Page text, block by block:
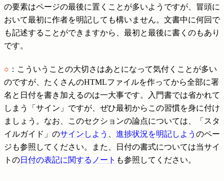
の要素はページの最後に置くことが多いようですが、冒頭に
おいて最初に作者を明記しても構いません。文書中に何回で
も記述することができますから、最初と最後に書くのもあり
です。
○ ：こういうことの大切さはあとになって気付くことが多い
のですが、たくさんのHTMLファイルを作ってから全部に署
名と日付を書き加えるのは一大事です。入門書では省かれて
しまう「サイン」ですが、ぜひ最初からこの習慣を身に付け
ましょう。なお、このセクションの論点については、「スタ
イルガイド」のサインしよう 進捗状況を明記しよう のペー
ジも参照してください。また、日付の書式については当サイ
トの日付の表記に関するノート も参照してください。